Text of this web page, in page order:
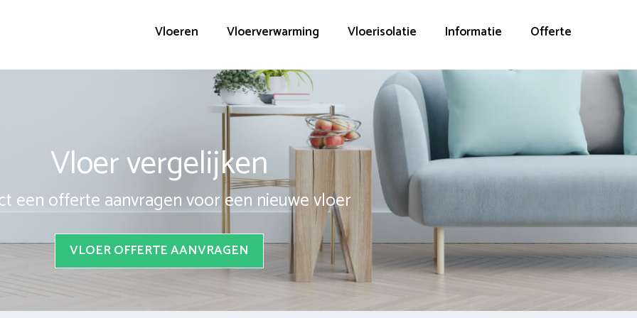
Vloeren Vloerverwarming Vloerisolatie Informatie Offerte
Vloer vergelijken
een offerte aanvragen voor een nieuwe vloer
VLOER OFFERTE AANVRAGEN